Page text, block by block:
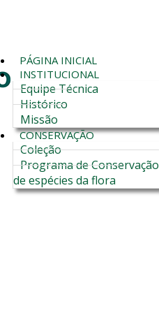
PÁGINA INICIAL
INSTITUCIONAL
Equipe Técnica
Histórico
Missão
CONSERVAÇÃO
Coleção
Programa de Conservação
de espécies da flora